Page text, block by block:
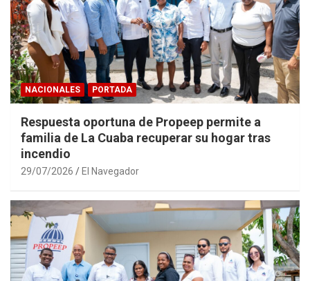
NACIONALES PORTADA
Respuesta oportuna de Propeep permite a
familia de La Cuaba recuperar su hogar tras
incendio
29/07/2026 El Navegador